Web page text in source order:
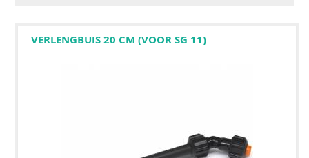
VERLENGBUIS 20 CM (VOOR SG 11)